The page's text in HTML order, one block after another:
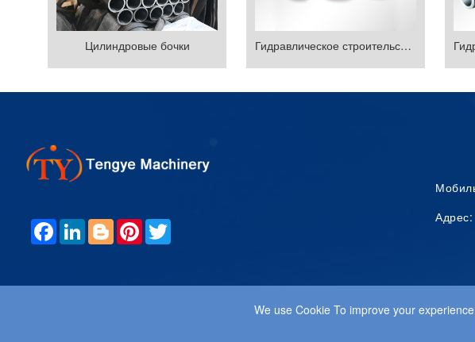
We use Cookie To improve your
Цилиндровые бочки Гидравлическое строительство металлургического корпуса цилиндра
F
A
C
O
L
I
N
D
B
L
O
E
P
I
N
R
T
W
I
E